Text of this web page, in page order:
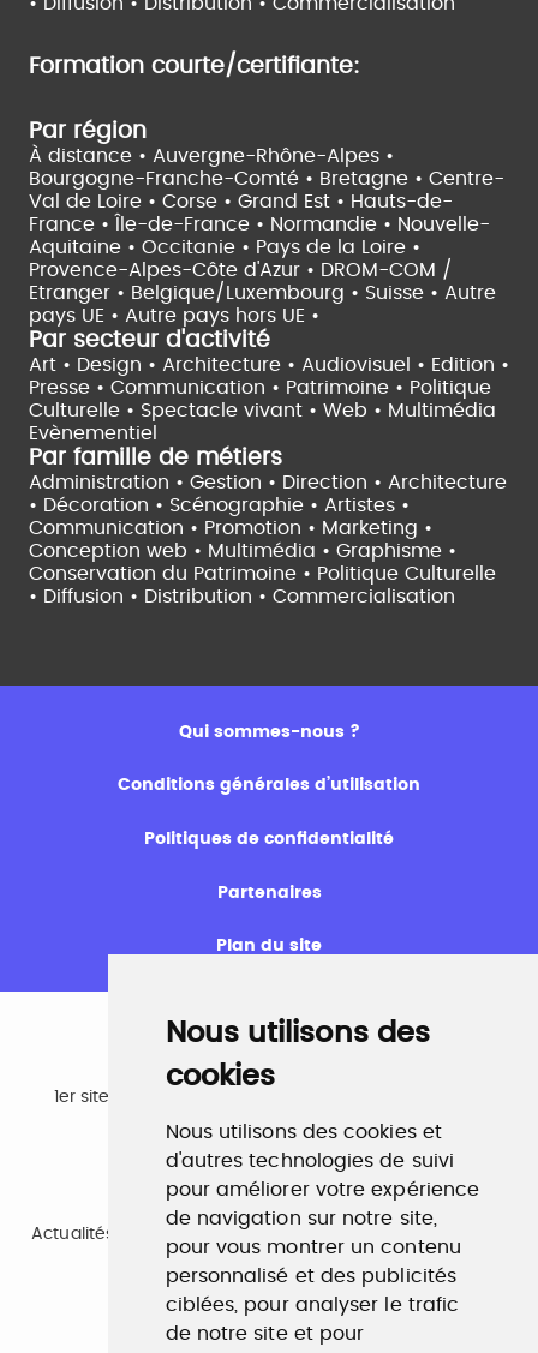
Nous utilisons des
cookies
Nous utilisons des cookies et
d'autres technologies de suivi
pour améliorer votre expérience
de navigation sur notre site,
pour vous montrer un contenu
personnalisé et des publicités
ciblées, pour analyser le trafic
de notre site et pour
Formation courte/certifiante:
Par région
À distance • Auvergne-Rhône-Alpes •
Bourgogne-Franche-Comté • Bretagne • Centre-
Val de Loire • Corse • Grand Est • Hauts-de-
France •
Île-de-France • Normandie • Nouvelle-
Aquitaine • Occitanie • Pays de la Loire •
Provence-Alpes-Côte d'Azur • DROM-COM /
Etranger • Belgique/Luxembourg • Suisse • Autre
pays UE • Autre pays hors UE •
Par secteur d'activité
Art • Design • Architecture • Audiovisuel • Edition •
Presse • Communication • Patrimoine • Politique
Culturelle • Spectacle vivant • Web • Multimédia
Evènementiel
Par famille de métiers
Administration • Gestion • Direction • Architecture
• Décoration • Scénographie • Artistes •
Communication • Promotion • Marketing •
Conception web • Multimédia • Graphisme •
Conservation du Patrimoine • Politique Culturelle
• Diffusion • Distribution • Commercialisation
Qui sommes-nous ?
Conditions générales d’utilisation
Politiques de confidentialité
Partenaires
Plan du site
Emploi
1er site emploi du secteur culturel 784.000 visites et
www.profilculture.com
Formation
Actualités, guide et annuaire des formations aux métiers
de la culture.
www.profilculture-formation.com